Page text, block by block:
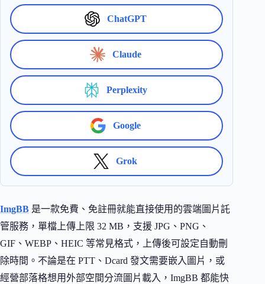
ChatGPT
Claude
Perplexity
Google
Grok
ImgBB 是一款免費、免註冊就能直接使用的雲端圖片託
管服務，單檔上傳上限 32 MB，支援 JPG、PNG、
GIF、WEBP、HEIC 等常見格式，上傳後可設定自動刪
除時間。不論是在 PTT、Dcard 發文需要嵌入圖片，或
經營部落格想用外部空間分流圖片載入，ImgBB 都能快